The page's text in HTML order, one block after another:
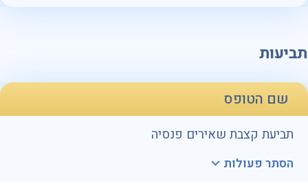
תביעות
שם הטופס
תביעת קצבת שאירים פנסיה
הסתר פעולות